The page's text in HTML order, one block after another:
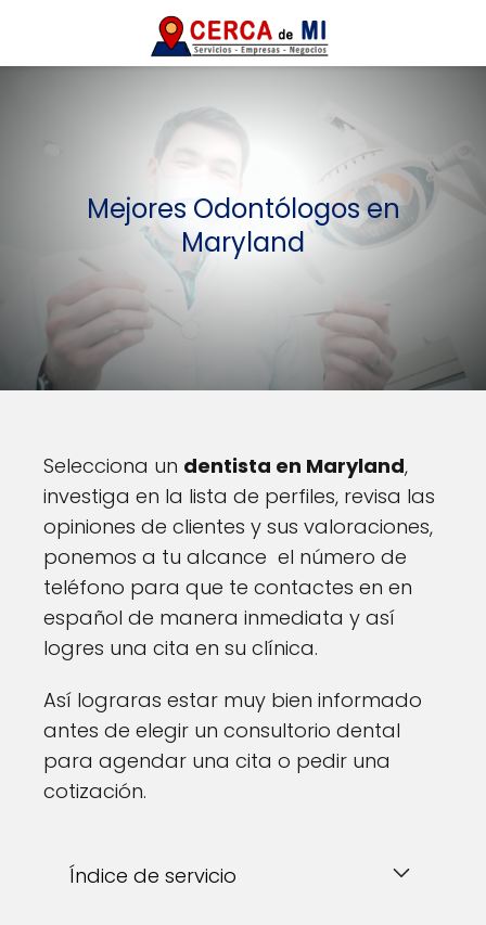
Mejores Odontólogos en
Maryland
Selecciona un dentista en Maryland,
investiga en la lista de perfiles, revisa las
opiniones de clientes y sus valoraciones,
ponemos a tu alcance el número de
teléfono para que te contactes en en
español de manera inmediata y así
logres una cita en su clínica.
Así lograras estar muy bien informado
antes de elegir un consultorio dental
para agendar una cita o pedir una
cotización.
Índice de servicio